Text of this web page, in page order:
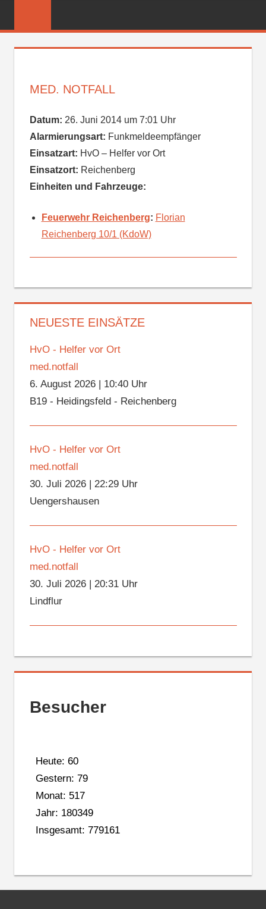
FEUERWEHR
MED. NOTFALL
Datum: 26. Juni 2014 um 7:01 Uhr
Alarmierungsart: Funkmeldeempfänger
Einsatzart: HvO – Helfer vor Ort
Einsatzort: Reichenberg
Einheiten und Fahrzeuge:
Feuerwehr Reichenberg: Florian
Reichenberg 10/1 (KdoW)
NEUESTE EINSÄTZE
HvO - Helfer vor Ort
med.notfall
6. August 2026| 10:40 Uhr
B19 - Heidingsfeld - Reichenberg
HvO - Helfer vor Ort
med.notfall
30. Juli 2026| 22:29 Uhr
Uengershausen
HvO - Helfer vor Ort
med.notfall
30. Juli 2026| 20:31 Uhr
Lindflur
Besucher
Heute: 60
Gestern: 79
Monat: 517
Jahr: 180349
Insgesamt: 779161